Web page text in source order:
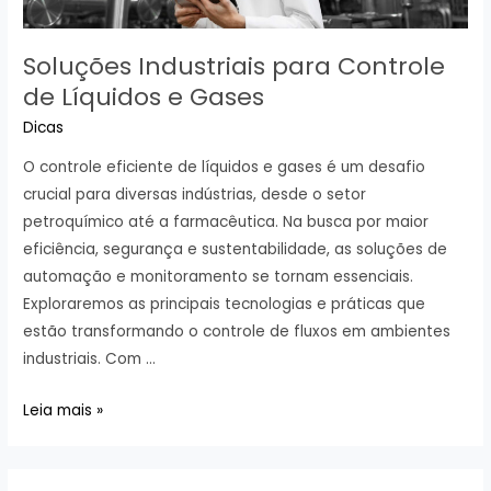
Soluções Industriais para Controle
de Líquidos e Gases
Dicas
O controle eficiente de líquidos e gases é um desafio
crucial para diversas indústrias, desde o setor
petroquímico até a farmacêutica. Na busca por maior
eficiência, segurança e sustentabilidade, as soluções de
automação e monitoramento se tornam essenciais.
Exploraremos as principais tecnologias e práticas que
estão transformando o controle de fluxos em ambientes
industriais. Com …
Soluções
Leia mais »